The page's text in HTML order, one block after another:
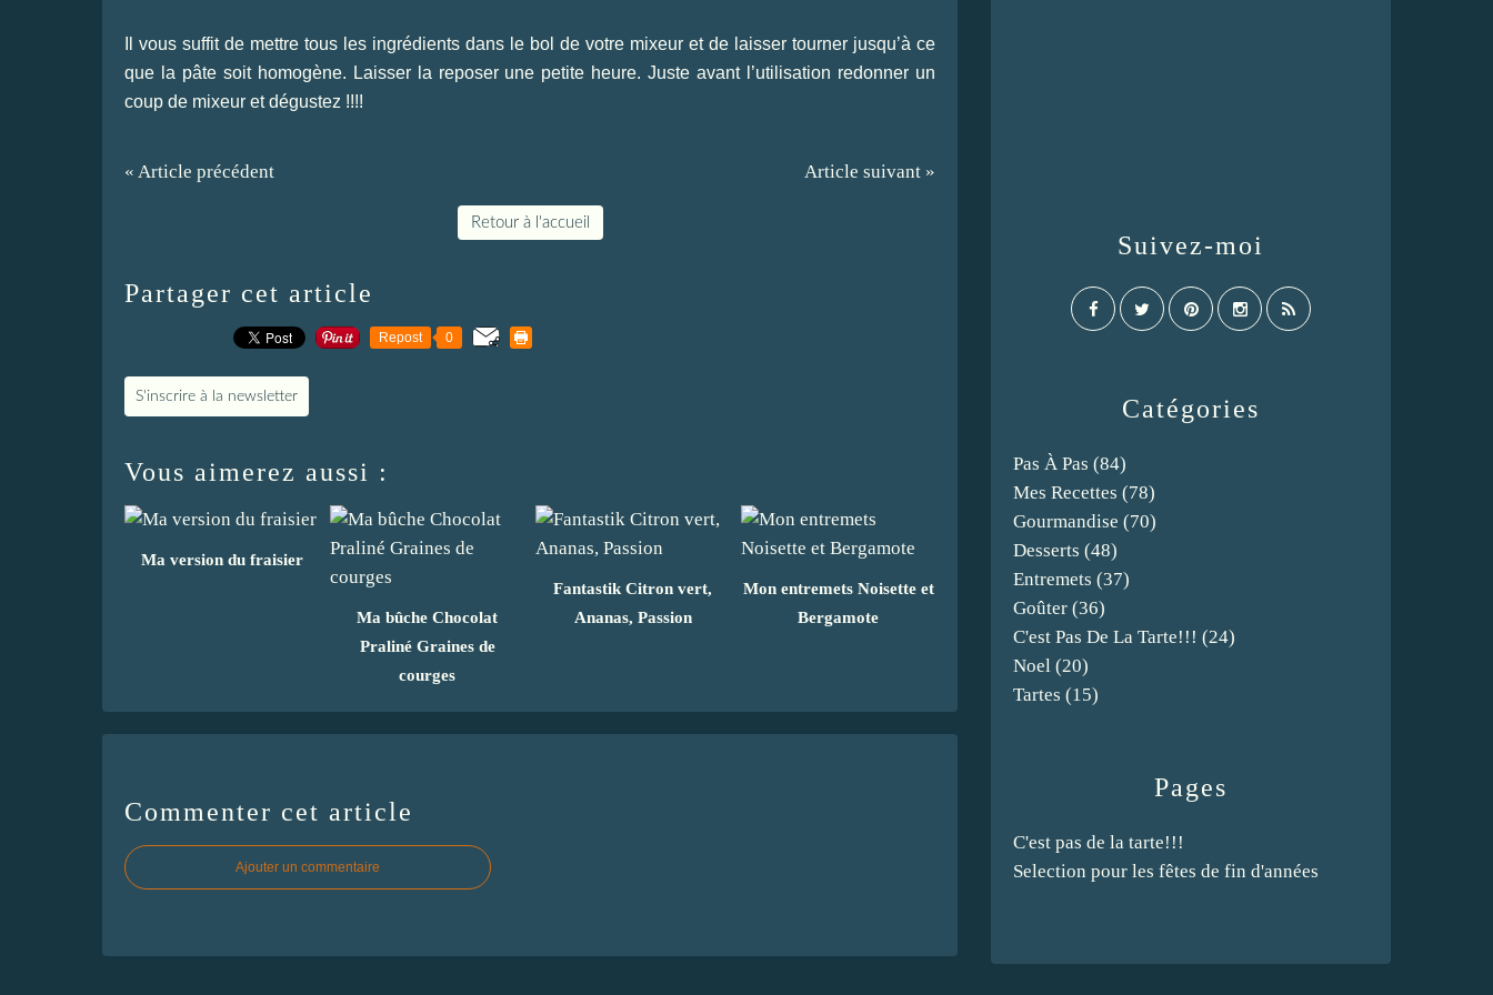
Il vous suffit de mettre tous les ingrédients dans le bol de votre mixeur et de laisser tourner jusqu’à ce
que la pâte soit homogène. Laisser la reposer une petite heure. Juste avant l’utilisation redonner un
coup de mixeur et dégustez !!!!
« Article précédent Article suivant »
Retour à l'accueil
Partager cet article
Repost 0
S'inscrire à la newsletter
Vous aimerez aussi :
Ma version du fraisier
Ma bûche Chocolat
Praliné Graines de
courges
Fantastik Citron vert,
Ananas, Passion
Mon entremets Noisette et
Bergamote
Commenter cet article
Ajouter un commentaire
Catégories
Pas À Pas (84)
Mes Recettes (78)
Gourmandise (70)
Desserts (48)
Entremets (37)
Goûter (36)
C'est Pas De La Tarte!!! (24)
Noel (20)
Tartes (15)
Pages
C'est pas de la tarte!!!
Selection pour les fêtes de fin d'années
Suivez-moi